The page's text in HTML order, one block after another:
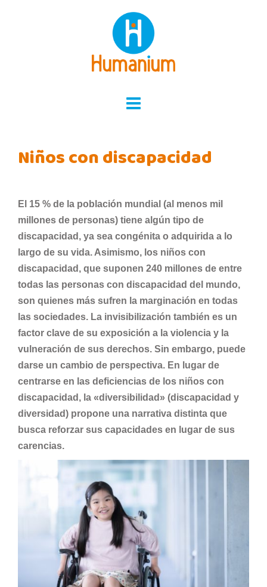
Niños con discapacidad
El 15 % de la población mundial (al menos mil
millones de personas) tiene algún tipo de
discapacidad, ya sea congénita o adquirida a lo
largo de su vida. Asimismo, los niños con
discapacidad, que suponen 240 millones de entre
todas las personas con discapacidad del mundo,
son quienes más sufren la marginación en todas
las sociedades. La invisibilización también es un
factor clave de su exposición a la violencia y la
vulneración de sus derechos. Sin embargo, puede
darse un cambio de perspectiva. En lugar de
centrarse en las deficiencias de los niños con
discapacidad, la «diversibilidad» (discapacidad y
diversidad) propone una narrativa distinta que
busca reforzar sus capacidades en lugar de sus
carencias.